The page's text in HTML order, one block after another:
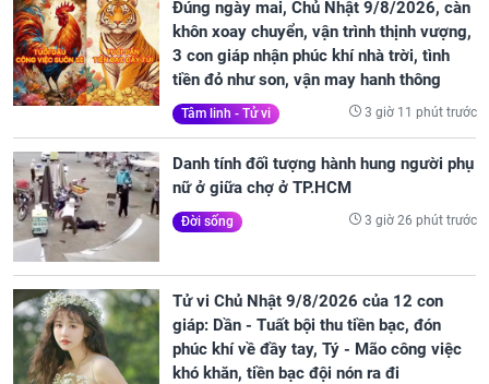
Đúng ngày mai, Chủ Nhật 9/8/2026, càn
khôn xoay chuyển, vận trình thịnh vượng,
3 con giáp nhận phúc khí nhà trời, tình
tiền đỏ như son, vận may hanh thông
Tâm linh - Tử vi 3 giờ 11 phút trước
Danh tính đối tượng hành hung người phụ
nữ ở giữa chợ ở TP.HCM
Đời sống 3 giờ 26 phút trước
Tử vi Chủ Nhật 9/8/2026 của 12 con
giáp: Dần - Tuất bội thu tiền bạc, đón
phúc khí về đầy tay, Tý - Mão công việc
khó khăn, tiền bạc đội nón ra đi